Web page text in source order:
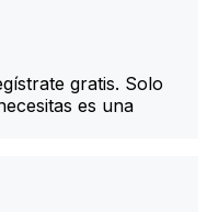
gratis. Solo
es una